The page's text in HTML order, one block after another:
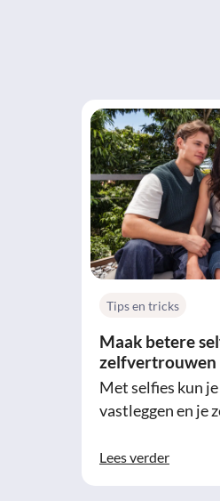
Tips en tricks
Maak betere
zelfvertrouwen
Met selfies kun
vastleggen en je
Lees verder